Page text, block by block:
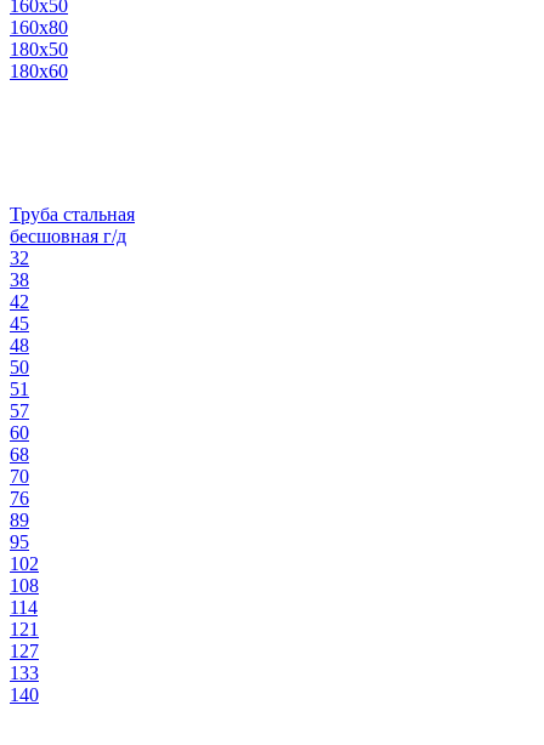
160х50
160х80
180х50
180х60
Труба стальная
бесшовная г/д
32
38
42
45
48
50
51
57
60
68
70
76
89
95
102
108
114
121
127
133
140